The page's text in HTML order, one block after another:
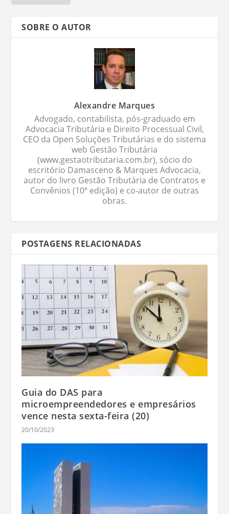
SOBRE O AUTOR
Alexandre Marques
Advogado, contabilista, pós-graduado em
Advocacia Tributária e Direito Processual Civil,
CEO da Open Soluções Tributárias e do sistema
web Gestão Tributária
(www.gestaotributaria.com.br), sócio do
escritório Damasceno & Marques Advocacia,
autor do livro Gestão Tributária de Contratos e
Convênios (10ª edição) e co-autor de outras
obras.
POSTAGENS RELACIONADAS
Guia do DAS para
microempreendedores e empresários
vence nesta sexta-feira (20)
20/10/2023